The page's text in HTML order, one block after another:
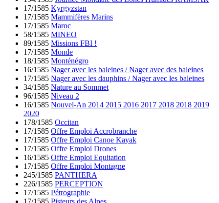
17/1585 Kyrgyzstan
17/1585 Mammifères Marins
17/1585 Maroc
58/1585 MINEO
89/1585 Missions FBI !
17/1585 Monde
18/1585 Monténégro
16/1585 Nager avec les baleines / Nager avec des baleines
17/1585 Nager avec les dauphins / Nager avec les baleines
34/1585 Nature au Sommet
96/1585 Niveau 2
16/1585 Nouvel-An 2014 2015 2016 2017 2018 2018 2019
2020
178/1585 Occitan
17/1585 Offre Emploi Accrobranche
17/1585 Offre Emploi Canoe Kayak
17/1585 Offre Emploi Drones
16/1585 Offre Emploi Equitation
17/1585 Offre Emploi Montagne
245/1585 PANTHERA
226/1585 PERCEPTION
17/1585 Pétrographie
17/1585 Pisteurs des Alpes